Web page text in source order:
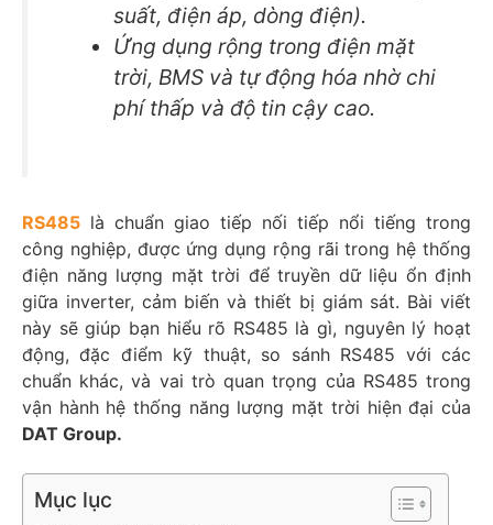
suất, điện áp, dòng điện).
Ứng dụng rộng trong điện mặt
trời, BMS và tự động hóa nhờ chi
phí thấp và độ tin cậy cao.
RS485 là chuẩn giao tiếp nối tiếp nổi tiếng trong
công nghiệp, được ứng dụng rộng rãi trong hệ thống
điện năng lượng mặt trời để truyền dữ liệu ổn định
giữa inverter, cảm biến và thiết bị giám sát. Bài viết
này sẽ giúp bạn hiểu rõ RS485 là gì, nguyên lý hoạt
động, đặc điểm kỹ thuật, so sánh RS485 với các
chuẩn khác, và vai trò quan trọng của RS485 trong
vận hành hệ thống năng lượng mặt trời hiện đại của
DAT Group.
Mục lục